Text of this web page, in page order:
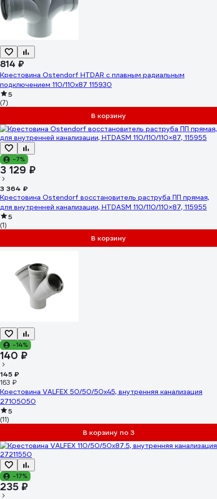
814 ₽
Крестовина Ostendorf HTDAR с плавным радиальным
подключением 110/110x87 115930
5
(7)
В корзину
-7%
3 129 ₽
3 364 ₽
Крестовина Ostendorf восстановитель раструба ПП прямая,
для внутренней канализации, HTDASM 110/110/110×87, 115955
5
(1)
В корзину
-14%
140 ₽
145 ₽
163 ₽
Крестовина VALFEX 50/50/50x45, внутренняя канализация
27105050
5
(11)
В корзину по 3
-17%
235 ₽